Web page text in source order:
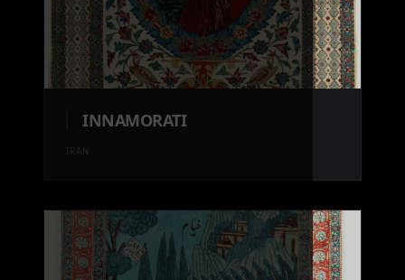
INNAMORATI
IRAN